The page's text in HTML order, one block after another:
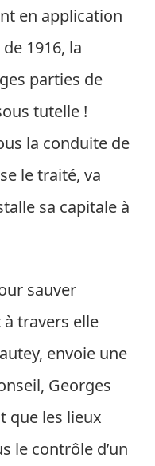
en application
1916, la
parties de
tutelle !
la conduite de
le traité, va
sa capitale à
sauver
travers elle
envoie une
Georges
que les lieux
le contrôle d’un